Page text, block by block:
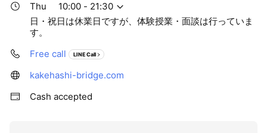
Thu
10:00 - 21:30
日・祝日は休業日ですが、体験授業・面談は行っていま
す。
Free call
LINE Call
kakehashi-bridge.com
Cash accepted